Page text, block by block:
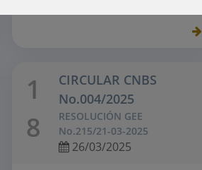
1
8
CIRCULAR CNBS
No.004/2025
RESOLUCIÓN GEE
No.215/21-03-2025
26/03/2025